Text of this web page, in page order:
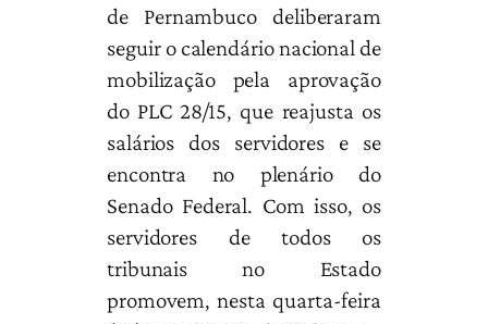
de Pernambuco deliberaram
seguir o calendário nacional de
mobilização pela aprovação
do PLC 28/15, que reajusta os
salários dos servidores e se
encontra no plenário do
Senado Federal. Com isso, os
servidores de todos os
tribunais no Estado
promovem, nesta quarta-feira